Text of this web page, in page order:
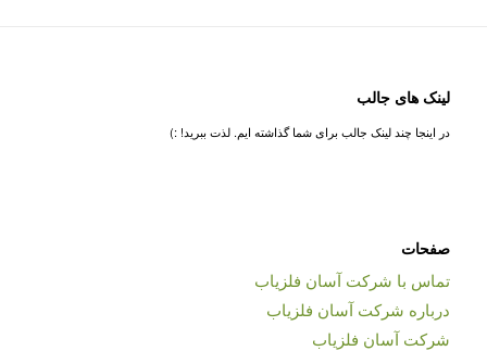
لینک های جالب
در اینجا چند لینک جالب برای شما گذاشته ایم. لذت ببرید! :)
صفحات
تماس با شرکت آسان فلزیاب
درباره شرکت آسان فلزیاب
شرکت آسان فلزیاب